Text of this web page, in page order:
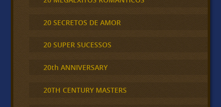
20 SECRETOS DE AMOR
20 SUPER SUCESSOS
20th ANNIVERSARY
20TH CENTURY MASTERS